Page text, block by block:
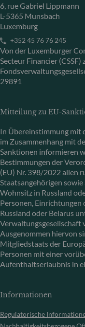
6, rue Gabriel Lippmann
L-5365 Munsbach
Luxemburg
+352 45 76 76 245
Von der Luxemburger
Secteur Financier (CSSF)
29891
Mitteilung zu EU-
In Übereinstimmung mit
im Zusammenhang mit
Sanktionen informieren
Bestimmungen der
(EU) Nr. 398/2022 allen
Staatsangehörigen
Wohnsitz in Russland
Personen,
Russland oder Belarus
Verwaltungsgesellschaft
Ausgenommen hiervon
Mitgliedstaats der
Personen mit einer
Aufenthaltserlaubnis in
Informationen
Regulatorische